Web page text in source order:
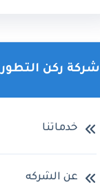
شركة ركن التطور
خدماتنا
عن الشركه